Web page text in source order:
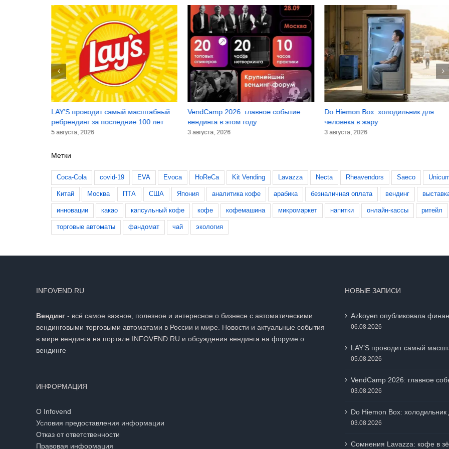
LAY’S проводит самый масштабный
ребрендинг за последние 100 лет
5 августа, 2026
VendCamp 2026: главное событие
вендинга в этом году
3 августа, 2026
Do Hiemon Box: холодильник для
человека в жару
3 августа, 2026
Метки
Coca-Cola covid-19 EVA Evoca HoReCa Kit Vending Lavazza Necta Rheavendors Saeco
Китай Москва ПТА США Япония аналитика кофе арабика безналичная оплата вендинг
инновации какао капсульный кофе кофе кофемашина микромаркет напитки онлайн-кассы ритейл
торговые автоматы фандомат чай экология
INFOVEND.RU
Вендинг - всё самое важное, полезное и интересное о бизнесе с автоматическими
вендинговыми торговыми автоматами в России и мире. Новости и актуальные события
в мире вендинга на портале INFOVEND.RU и обсуждения вендинга на форуме о
вендинге
ИНФОРМАЦИЯ
О Infovend
Условия предоставления информации
Отказ от ответственности
Правовая информация
НОВЫЕ ЗАПИСИ
Azkoyen опубликовала
06.08.2026
LAY’S проводит самый
05.08.2026
VendCamp 2026: главное
03.08.2026
Do Hiemon Box:
03.08.2026
Сомнения Lavazza: кофе в